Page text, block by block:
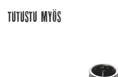
Tutustu myös